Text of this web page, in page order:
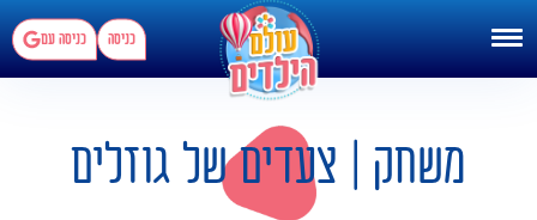
כניסה כניסה עם
משחק | צעדים של גוזלים